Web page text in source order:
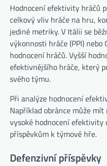
Hodnocení efektivity hráčů
celkový vliv hráče na hru,
jediné metriky. V Itálii se
výkonnosti hráče (PPI) nebo
hodnocení hráčů. Vyšší
efektivnějšího hráče, který
svého týmu.
Při analýze hodnocení
Například obránce může
vysoké hodnocení efektivity
příspěvkům k týmové hře.
Defenzivní příspěvky